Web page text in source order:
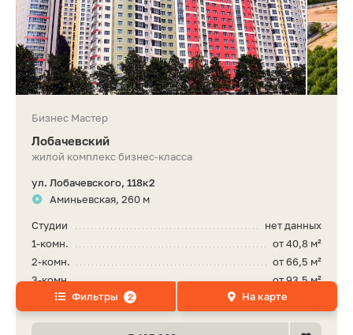
Бизнес Мастер
Лобачевский
жилой комплекс бизнес-класса
ул. Лобачевского, 118к2
Аминьевская, 260 м
нет данных
Студии
от 40,8 м²
1-комн.
от 66,5 м²
2-комн.
от 93,5 м²
3-комн.
от 120,3 м²
4-комн. Фильтры 2 На карте